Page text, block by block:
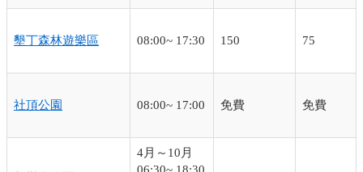
墾丁森林遊樂區 08:00~ 17:30 150 75
社頂公園 08:00~ 17:00 免費 免費
4月～10月